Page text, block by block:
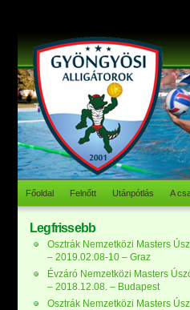
Főoldal Felnőtt Utánpótlás A
Legfrissebb
Osztrák Nemzetközi Masters
– 2019.02.08-10 – Graz
Évzáró Nemzetközi Masters
– 2018.12.08. – Budapest
Osztrák Nemzetközi Masters